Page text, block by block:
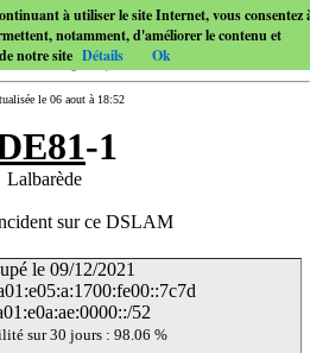
le 06 aout à 18:52
-1
Lalbarède
sur ce DSLAM
le 09/12/2021
52
sur 30 jours : 98.06 %
à utiliser le site Internet, vous consentez
notamment, d'améliorer le contenu et
notre site Détails Ok